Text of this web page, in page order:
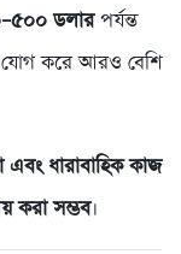
ডলারপর্যন্ত
যোগ করে আরও বেশি
ধারাবাহিক কাজ
করা সম্ভব।